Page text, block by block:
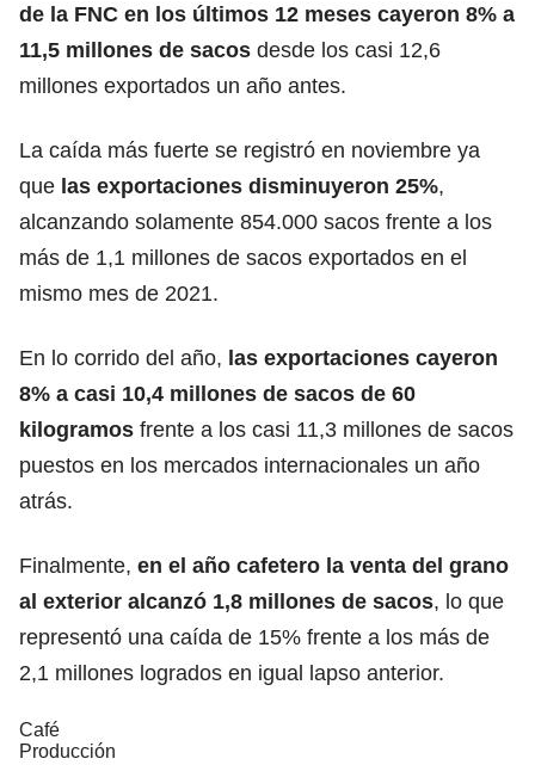
de la FNC en los últimos 12 meses cayeron 8% a
11,5 millones de sacos desde los casi 12,6
millones exportados un año antes.
La caída más fuerte se registró en noviembre ya
que las exportaciones disminuyeron 25%,
alcanzando solamente 854.000 sacos frente a los
más de 1,1 millones de sacos exportados en el
mismo mes de 2021.
En lo corrido del año, las exportaciones cayeron
8% a casi 10,4 millones de sacos de 60
kilogramos frente a los casi 11,3 millones de sacos
puestos en los mercados internacionales un año
atrás.
Finalmente, en el año cafetero la venta del grano
al exterior alcanzó 1,8 millones de sacos, lo que
representó una caída de 15% frente a los más de
2,1 millones logrados en igual lapso anterior.
Café
Producción